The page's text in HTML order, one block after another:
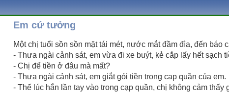
Em cứ tưởng
Một chị tuổi sồn sồn mặt tái mét, nước mắt đầm đìa, đến báo
- Thưa ngài cảnh sát, em vừa đi xe buýt, kẻ cắp lấy hết sạch
- Chị để tiền ở đâu mà mất?
- Thưa ngài cảnh sát, em giắt gói tiền trong cạp quần của em.
- Thế lúc hắn lần tay vào trong cạp quần, chị không cảm thấy